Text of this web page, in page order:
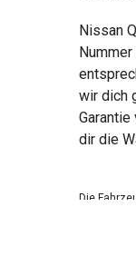
Nissan
wir dich
dir die
Die